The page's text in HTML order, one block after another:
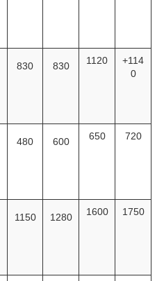
830 830 1120
+114
0
480 600 650 720
1150 1280 1600 1750